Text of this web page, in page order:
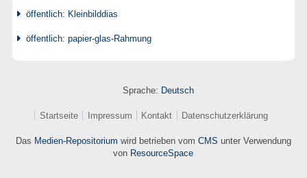
öffentlich: Kleinbilddias
öffentlich: papier-glas-Rahmung
Sprache: Deutsch
Startseite Impressum Kontakt Datenschutzerklärung
Das Medien-Repositorium wird betrieben vom CMS unter Verwendung
von ResourceSpace